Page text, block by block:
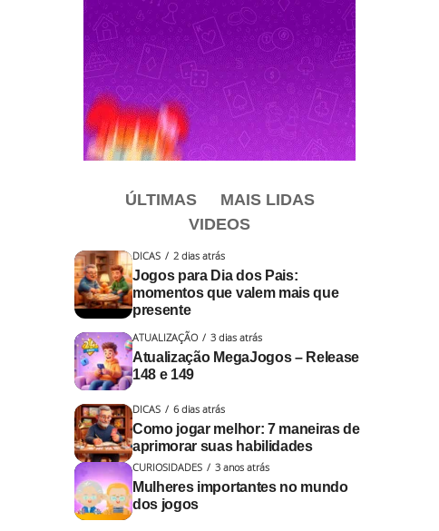
ÚLTIMAS
MAIS LIDAS
VIDEOS
DICAS 2 dias atrás
Jogos para Dia dos Pais:
momentos que valem mais que
presente
ATUALIZAÇÃO 3 dias atrás
Atualização MegaJogos – Release
148 e 149
DICAS 6 dias atrás
Como jogar melhor: 7 maneiras de
aprimorar suas habilidades
CURIOSIDADES 3 anos atrás
Mulheres importantes no mundo
dos jogos